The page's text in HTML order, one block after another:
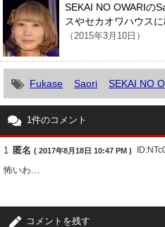
SEKAI NO OWARIの
スやセカオワハウス
（2015年3月10日）
Fukase Saori SEKAI NO
1件のコメント
1 匿名 ( 2017年8月18日 10:47 PM )
怖いわ…
コメントを残す